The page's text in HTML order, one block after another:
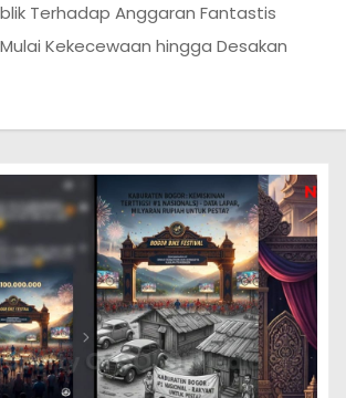
Terhadap Anggaran Fantastis
Kekecewaan hingga Desakan